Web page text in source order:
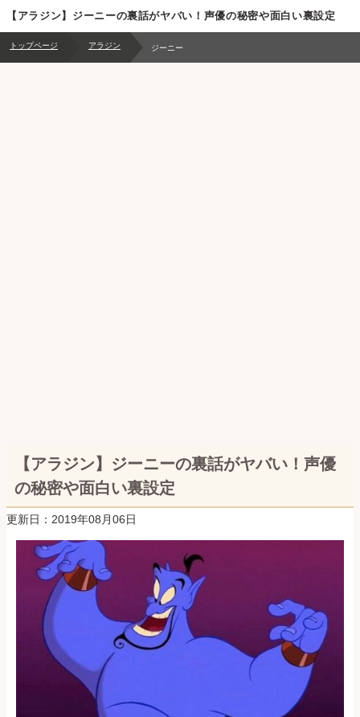
【アラジン】ジーニーの裏話がヤバい！声優の秘密や面白い裏設定
トップページ アラジン ジーニー
【アラジン】ジーニーの裏話がヤバい！声優
の秘密や面白い裏設定
更新日：2019年08月06日